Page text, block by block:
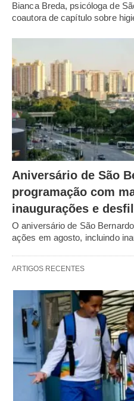
Bianca Breda, psicóloga de
coautora de capítulo sobre
Aniversário de São
programação com
inaugurações e
O aniversário de São
ações em agosto, incluindo
ARTIGOS RECENTES